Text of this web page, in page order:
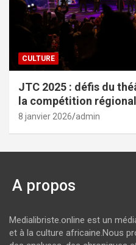
CULTURE
JTC 2025 : défis du
la compétition
8 janvier 2026 admin
A propos
Medialibriste.online est un
et à la culture africaine.Nous